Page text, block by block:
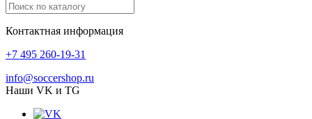
Контактная информация
+7 495 260-19-31
info@soccershop.ru
Наши VK и TG